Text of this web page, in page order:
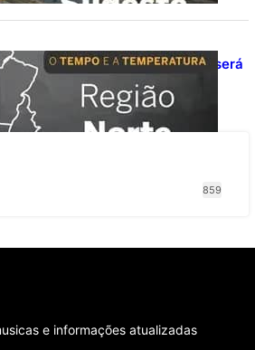
E A TEMPERATURA: domingo será
de chuva entre Amazonas,
859
e informações atualizadas